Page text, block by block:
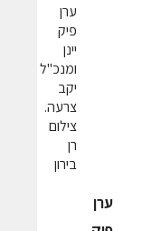
ערן
פיק
יינן
ומנכ"ל
יקב
צרעה.
צילום
רן
בירון
ערן